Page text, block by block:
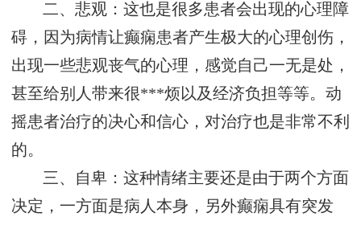
二、悲观：这也是很多患者会出现的心理障
碍，因为病情让癫痫患者产生极大的心理创伤，
出现一些悲观丧气的心理，感觉自己一无是处，
甚至给别人带来很***烦以及经济负担等等。动
摇患者治疗的决心和信心，对治疗也是非常不利
的。
三、自卑：这种情绪主要还是由于两个方面
决定，一方面是病人本身，另外癫痫具有突发